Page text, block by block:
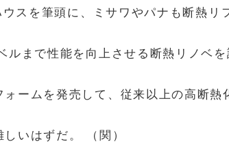
スを筆頭に、ミサワやパナも断熱リ
まで性能を向上させる断熱リノベを
ームを発売して、従来以上の高断熱
いはずだ。 （関）